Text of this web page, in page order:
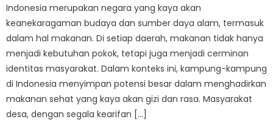
Indonesia merupakan negara yang kaya akan
keanekaragaman budaya dan sumber daya alam, termasuk
dalam hal makanan. Di setiap daerah, makanan tidak hanya
menjadi kebutuhan pokok, tetapi juga menjadi cerminan
identitas masyarakat. Dalam konteks ini, kampung-kampung
di Indonesia menyimpan potensi besar dalam menghadirkan
makanan sehat yang kaya akan gizi dan rasa. Masyarakat
desa, dengan segala kearifan […]